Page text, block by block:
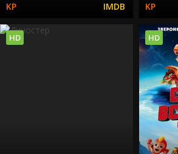
HD HD